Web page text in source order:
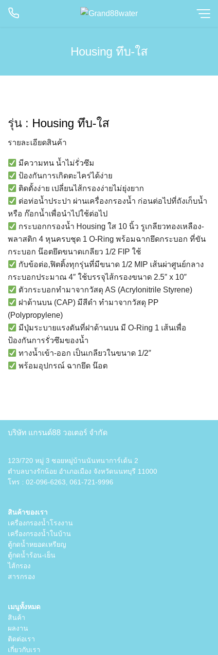
Skip
Housing ทึบ-ใส
รุ่น : Housing ทึบ-ใส
รายละเอียดสินค้า
มีความทน น้ำไม่รั่วซึม
ป้องกันการเกิดตะไคร่ได้ง่าย
ติดตั้งง่าย เปลี่ยนไส้กรองง่ายไม่ยุ่งยาก
ต่อท่อน้ำประปา ผ่านเครื่องกรองน้ำ ก่อนต่อไปที่ถังเก็บน้ำ
หรือ ก๊อกน้ำเพื่อนำไปใช้ต่อไป
กระบอกกรองน้ำ Housing ใส 10 นิ้ว รูเกลียวทองเหลือง-
พลาสติก 4 หุนครบชุด 1 O-Ring พร้อมฉากยึดกระบอก ที่ขัน
กระบอก น๊อตยึดขนาดเกลียว 1/2 FIP ใช้
กับข้อต่อ,ฟิตติ้งทุกรุ่นที่มีขนาด 1/2 MIP เส้นผ่าศูนย์กลาง
กระบอกประมาณ 4″ ใช้บรรจุไส้กรองขนาด 2.5″ x 10″
ตัวกระบอกทำมาจากวัสดุ AS (Acrylonitrile Styrene)
ฝาด้านบน (CAP) มีสีดำ ทำมาจากวัสดุ PP
(Polypropylene)
มีปุ่มระบายแรงดันที่ฝาด้านบน มี O-Ring 1 เส้นเพื่อ
ป้องกันการรั่วซึมของน้ำ
ทางน้ำเข้า-ออก เป็นเกลียวในขนาด 1/2″
พร้อมอุปกรณ์ ฉากยึด น๊อต
บริษัท แกรนด์88 วอเตอร์ จำกัด
123/720 หมู่ 3 ซอยหมู่บ้านนันทนาการ์เด้น 2
ตำบลบางรักน้อย อำเภอเมือง จังหวัดนนทบุรี 11000
โทร : 02-096-6263 061-721-9996
สินค้าของเรา
เครื่องกรองน้ำโรงงาน
เครื่องกรองน้ำในบ้าน
ตู้กดน้ำหยอดเหรียญ
ตู้กดน้ำร้อน-เย็น
ไส้กรอง
สารกรอง
เมนูทั้งหมด
สินค้า
ผลงาน
ติดต่อเรา
เกี่ยวกับเรา